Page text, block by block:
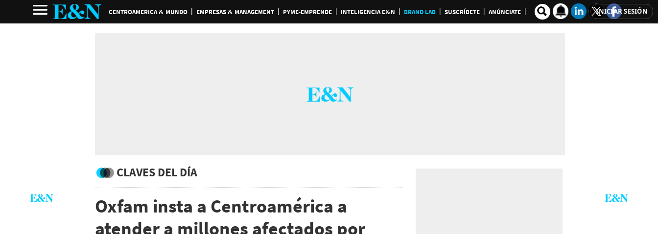
CENTROAMERICA & MUNDO EMPRESAS & MANAGEMENT PYME-EMPRENDE INTELIGENCIA E&N BRAND LAB SUSCRÍBETE ANÚNCIATE INICIAR SESIÓN
CLAVES DEL DÍA
Oxfam insta a Centroamérica a
atender a millones afectados por